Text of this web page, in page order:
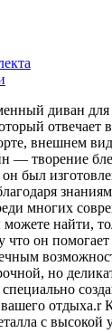
диван для
отвечает
внешнем
— творение
был
многих
можете найти,
он помогает
но
отдыха.r
с высокой